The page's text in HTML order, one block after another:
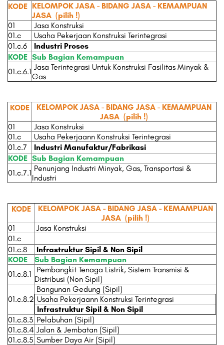
KODE KELOMPOK JASA - BIDANG JASA - KEMAMPUAN
JASA (pilih !)
01
Jasa Konstruksi
01.c
Usaha Pekerjaan Konstruksi Terintegrasi
01.c.6
Industri Proses
KODE Sub Bagian Kemampuan
01.c.6.1 Jasa Terintegrasi Untuk Konstruksi Fasilitas Minyak &
Gas
KODE
KELOMPOK JASA - BIDANG JASA - KEMAMPUAN
JASA (pilih !)
01
Jasa Konstruksi
01.c
Usaha Pekerjaann Konstruksi Terintegrasi
01.c.7
Industri Manufaktur/Fabrikasi
KODE Sub Bagian Kemampuan
01.c.7.1 Penunjang Industri Minyak, Gas, Transportasi &
Industri
KODE
KELOMPOK JASA - BIDANG JASA - KEMAMPUAN
JASA (pilih !)
01
Jasa Konstruksi
01.c
01.c.8
Infrastruktur Sipil & Non Sipil
KODE
Sub Bagian Kemampuan
01.c.8.1
Pembangkit Tenaga Listrik, Sistem Transmisi &
Distribusi (Non Sipil)
01.c.8.2
Bangunan Gedung (Sipil)
Usaha Pekerjaann Konstruksi Terintegrasi
Infrastruktur Sipil & Non Sipil
01.c.8.3 Pelabuhan (Sipil)
01.c.8.4 Jalan & Jembatan (Sipil)
01.c.8.5 Sumber Daya Air (Sipil)